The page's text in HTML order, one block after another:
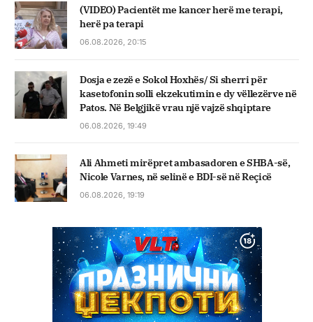
(VIDEO) Pacientët me kancer herë me terapi,
herë pa terapi
06.08.2026, 20:15
Dosja e zezë e Sokol Hoxhës/ Si sherri për
kasetofonin solli ekzekutimin e dy vëllezërve në
Patos. Në Belgjikë vrau një vajzë shqiptare
06.08.2026, 19:49
Ali Ahmeti mirëpret ambasadoren e SHBA-së,
Nicole Varnes, në selinë e BDI-së në Reçicë
06.08.2026, 19:19